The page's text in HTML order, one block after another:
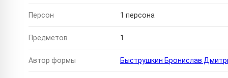
Персон 1 персона
Предметов 1
Автор формы Быструшкин Бронислав